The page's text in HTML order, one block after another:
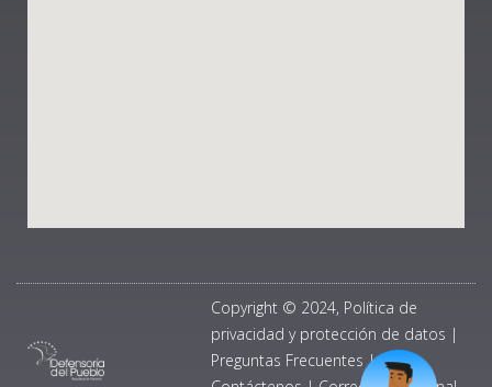
Copyright © 2024, Política de
privacidad y protección de datos |
Preguntas Frecuentes |